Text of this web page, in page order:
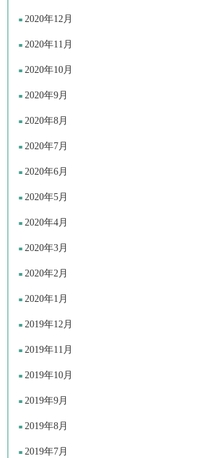
2020年12月
2020年11月
2020年10月
2020年9月
2020年8月
2020年7月
2020年6月
2020年5月
2020年4月
2020年3月
2020年2月
2020年1月
2019年12月
2019年11月
2019年10月
2019年9月
2019年8月
2019年7月